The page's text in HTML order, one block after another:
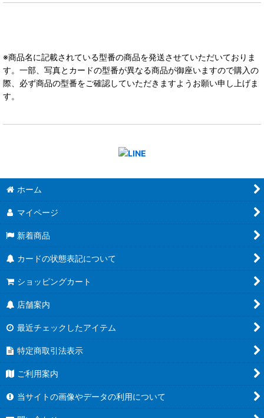
※商品名に記載されている型番の商品を発送させていただいておりま
す。一部、写真とカードの型番が異なる商品が御座いますので購入の
際、必ず商品の型番をご確認していただきますようお願い申し上げま
す。
ホーム
マイページ
新着商品
カードの状態表記について
ショッピングカート
店舗案内
最近チェックしたアイテム
特定商取引法表示
ご利用案内
当サイトの画像やデータの利用について